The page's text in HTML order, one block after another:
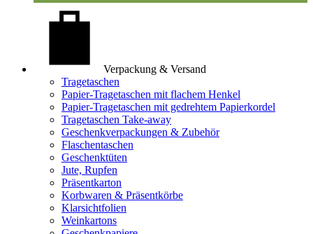
Verpackung & Versand
Tragetaschen
Papier-Tragetaschen mit flachem Henkel
Papier-Tragetaschen mit gedrehtem Papierkordel
Tragetaschen Take-away
Geschenkverpackungen & Zubehör
Flaschentaschen
Geschenktüten
Jute, Rupfen
Präsentkarton
Korbwaren & Präsentkörbe
Klarsichtfolien
Weinkartons